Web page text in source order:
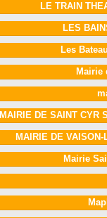
LE TRAIN
LES
Les
Mairie
MAIRIE DE SAINT CYR
MAIRIE DE
Mairie